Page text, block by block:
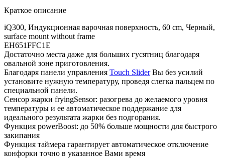
Краткое описание
iQ300, Индукционная варочная поверхность, 60 cm, Черный,
surface mount without frame
EH651FFC1E
Достаточно места даже для больших гусятниц благодаря
овальной зоне приготовления.
Благодаря панели управления Touch SliderВы без усилий
установите нужную температуру, проведя слегка пальцем по
специальной панели.
Сенсор жарки fryingSensor: разогрева до желаемого уровня
температуры и ее автоматическое поддержание для
идеального результата жарки без подгорания.
Функция powerBoost: до 50% больше мощности для быстрого
закипания
Функция таймера гарантирует автоматическое отключение
конфорки точно в указанное Вами время